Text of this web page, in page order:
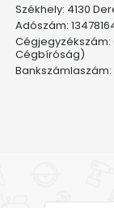
Székhely: 4130
Adószám:
Cégjegyzékszám:
Cégbíróság)
Bankszámlaszám: